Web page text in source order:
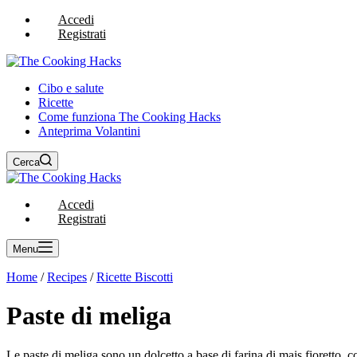
Accedi
Registrati
Cibo e salute
Ricette
Come funziona The Cooking Hacks
Anteprima Volantini
Cerca
Accedi
Registrati
Menu
Home /Recipes /Ricette Biscotti
Paste di meliga